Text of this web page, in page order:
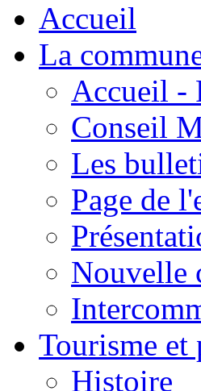
Accueil
La
Accueil -
Conseil
Les
Page de
Nouvelle
Tourisme et
Histoire